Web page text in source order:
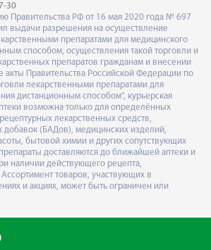
30
Правительства РФ от 16 мая 2020 года № 697
выдачи разрешения на осуществление
препаратами для медицинского
способом, осуществления такой торговли и
препаратов гражданам и внесении
акты Правительства Российской Федерации по
лекарственными препаратами для
дистанционным способом", курьерская
возможна только для определённых
лекарственных средств,
добавок (БАДов), медицинских изделий,
бытовой химии и других сопутствующих
доставляются до ближайшей аптеки и
наличии действующего рецепта,
товаров, участвующих в
и акциях, может быть ограничен или